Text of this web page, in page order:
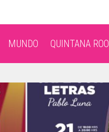
MUNDO QUINTANA ROO